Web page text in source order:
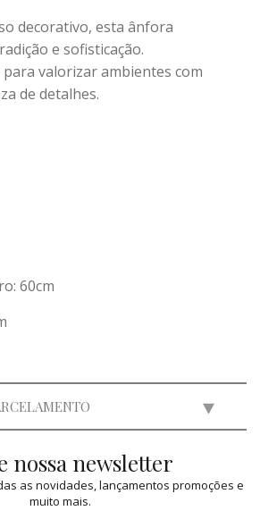
decorativo, esta ânfora
e sofisticação.
para valorizar ambientes com
de detalhes.
60cm
=R$ 2.800,00
=R$ 2.799,72
nossa newsletter
as novidades, lançamentos promoções e
muito mais.